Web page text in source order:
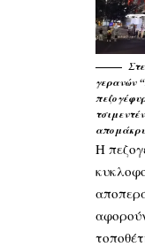
γερανών
Η